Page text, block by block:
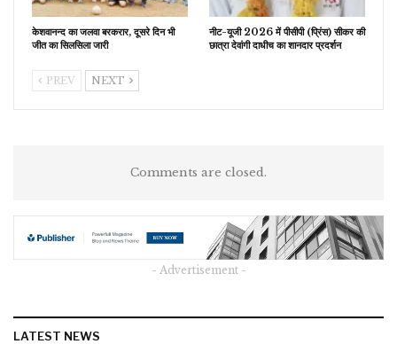
केशवानन्द का जलवा बरकरार, दूसरे दिन भी
जीत का सिलसिला जारी
नीट-यूजी 2026 में पीसीपी (प्रिंस) सीकर की
छात्रा देवांगी दाधीच का शानदार प्रदर्शन
PREV NEXT
Comments are closed.
- Advertisement -
LATEST NEWS